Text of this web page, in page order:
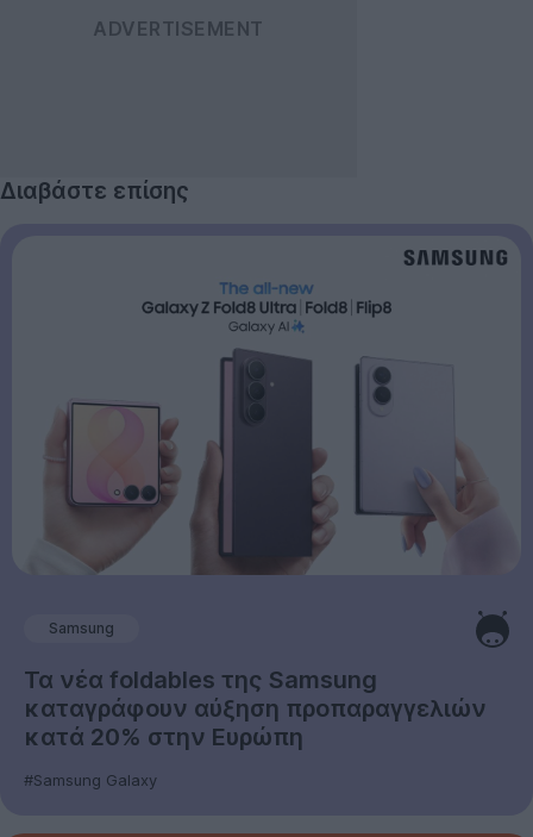
Διαβάστε επίσης
Samsung
Τα νέα foldables της Samsung
καταγράφουν αύξηση προπαραγγελιών
κατά 20% στην Ευρώπη
#Samsung Galaxy